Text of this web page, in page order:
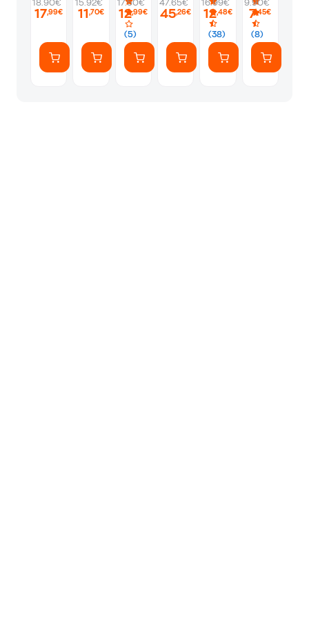
ποπ
σταρ
18.90€
17,99€
15.92€
11 ,70€
(5)
17.50€
12,99€
Spark
+
Workbook
+
Reader)
47.65€
45,26€
φάλαινες
(38)
16.99€
12,48€
(8)
9.90€
7,45€